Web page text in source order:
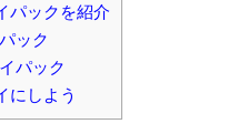
パックを紹介
ック
パック
にしよう